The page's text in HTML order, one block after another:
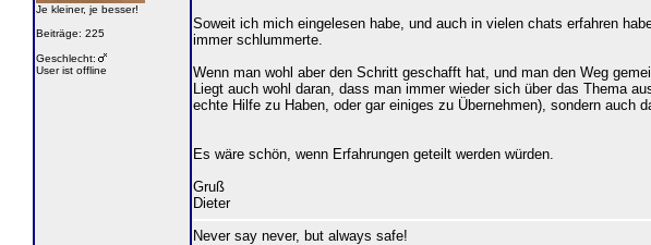
Je kleiner, je besser!
Beiträge: 225
Geschlecht:
User ist offline
Soweit ich mich eingelesen habe, und auch in vielen chats erfahren
immer schlummerte.
Wenn man wohl aber den Schritt geschafft hat, und man den Weg
Liegt auch wohl daran, dass man immer wieder sich über das Thema
echte Hilfe zu Haben, oder gar einiges zu Übernehmen), sondern
Es wäre schön, wenn Erfahrungen geteilt werden würden.
Gruß
Dieter
Never say never, but always safe!